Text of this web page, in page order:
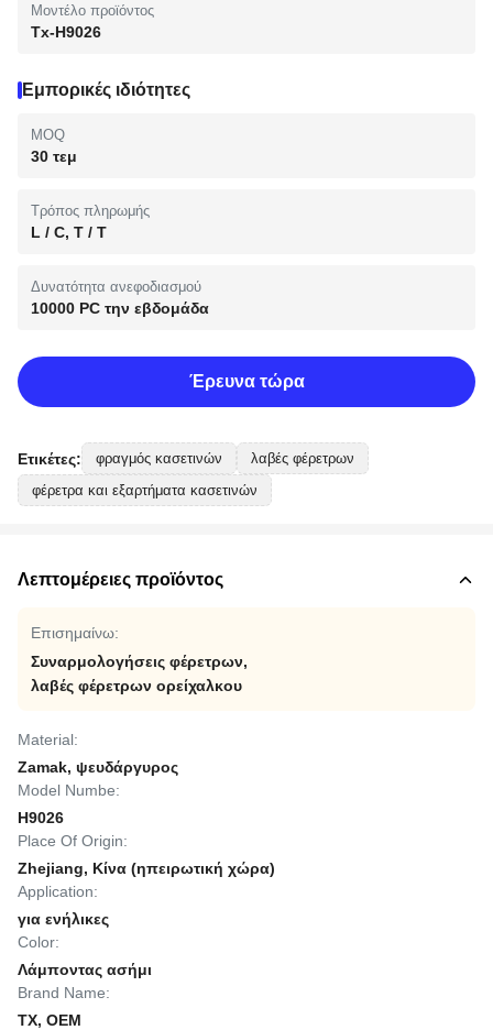
Μοντέλο προϊόντος
Tx-H9026
Εμπορικές ιδιότητες
MOQ
30 τεμ
Τρόπος πληρωμής
L / C, T / T
Δυνατότητα ανεφοδιασμού
10000 PC την εβδομάδα
Έρευνα τώρα
Ετικέτες: φραγμός κασετινών
λαβές φέρετρων
φέρετρα και εξαρτήματα κασετινών
Λεπτομέρειες προϊόντος
Επισημαίνω:
Συναρμολογήσεις φέρετρων,
λαβές φέρετρων ορείχαλκου
Material:
Zamak, ψευδάργυρος
Model Numbe:
H9026
Place Of Origin:
Zhejiang, Κίνα (ηπειρωτική χώρα)
Application:
για ενήλικες
Color:
Λάμποντας ασήμι
Brand Name:
TX, OEM